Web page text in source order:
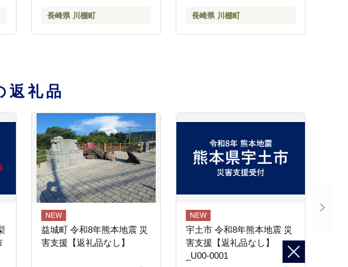
不使用 和風ドレッシング
タマネギドレッシング ニン
長崎県 川棚町 長崎県 川棚町
返礼品
益城町 令和8年熊本地震 災
害支援【返礼品なし】
宇土市 令和8年熊本地震 災
害支援【返礼品なし】
_U00-0001